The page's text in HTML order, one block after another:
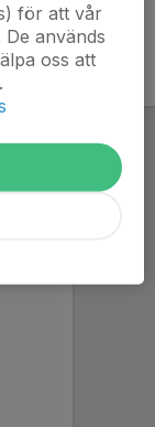
för att vår
används
oss att